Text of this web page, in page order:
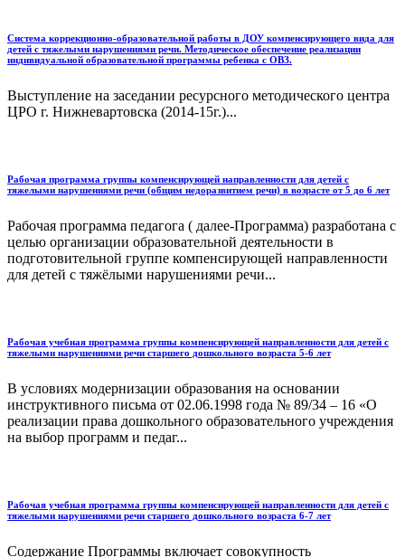
Система коррекционно-образовательной работы в ДОУ компенсирующего вида для
детей с тяжелыми нарушениями речи. Методическое обеспечение реализации
индивидуальной образовательной программы ребенка с ОВЗ.
Выступление на заседании ресурсного методического центра
ЦРО г. Нижневартовска (2014-15г.)...
Рабочая программа группы компенсирующей направленности для детей с
тяжелыми нарушениями речи (общим недоразвитием речи) в возрасте от 5 до 6 лет
Рабочая программа педагога ( далее-Программа) разработана с
целью организации образовательной деятельности в
подготовительной группе компенсирующей направленности
для детей с тяжёлыми нарушениями речи...
Рабочая учебная программа группы компенсирующей направленности для детей с
тяжелыми нарушениями речи старшего дошкольного возраста 5-6 лет
В условиях модернизации образования на основании
инструктивного письма от 02.06.1998 года № 89/34 – 16 «О
реализации права дошкольного образовательного учреждения
на выбор программ и педаг...
Рабочая учебная программа группы компенсирующей направленности для детей с
тяжелыми нарушениями речи старшего дошкольного возраста 6-7 лет
Содержание Программы включает совокупность